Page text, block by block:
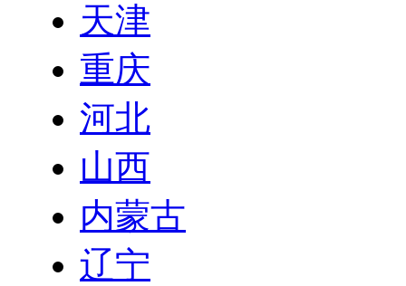
天津
重庆
河北
山西
内蒙古
辽宁